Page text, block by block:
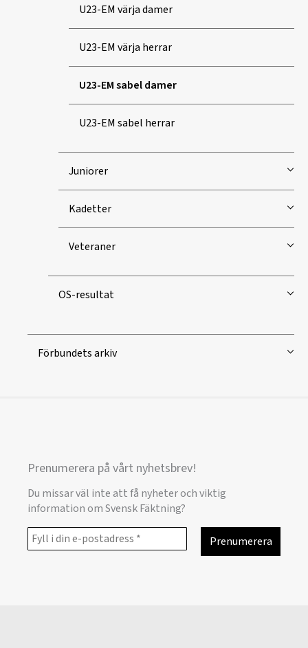
U23-EM värja damer
U23-EM värja herrar
U23-EM sabel damer
U23-EM sabel herrar
Juniorer
Kadetter
Veteraner
OS-resultat
Förbundets arkiv
Prenumerera på vårt nyhetsbrev!
Du missar väl inte att få nyheter och viktig
information om Svensk Fäktning?